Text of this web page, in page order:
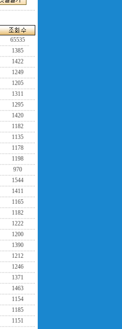
65535
1385
1422
1249
1205
1311
1295
1420
1182
1135
1178
1198
970
1544
1411
1165
1182
1222
1200
1390
1212
1246
1371
1463
1154
1185
1151